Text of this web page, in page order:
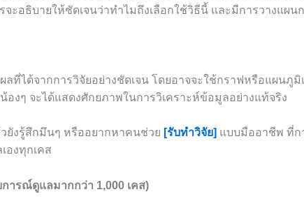
จะอธิบายให้ชัดเจนว่าทำไมถึงเลือกใช้วิธีนี้ และมีการวางแผน
ลที่ได้จากการวิจัยอย่างชัดเจน โดยอาจจะใช้กราฟหรือแผนภูมิ
งๆ จะได้แสดงศักยภาพในการวิเคราะห์ข้อมูลอย่างแท้จริง
ยังรู้สึกมึนๆ หรืออยากหาคนช่วย [รับทำวิจัย] แบบมืออาชีพ ที่ก
องทุกเคส
ารณ์ดูแลมากกว่า 1,000 เคส)